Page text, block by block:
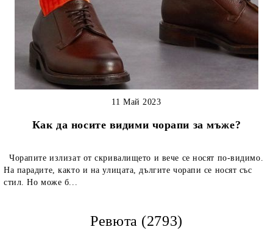
Как да носите видими чорапи за мъже?
11 Май 2023
Чорапите излизат от скривалището и вече се носят по-видимо.
На парадите, както и на улицата, дългите чорапи се носят със
стил. Но може б...
Ревюта (2793)